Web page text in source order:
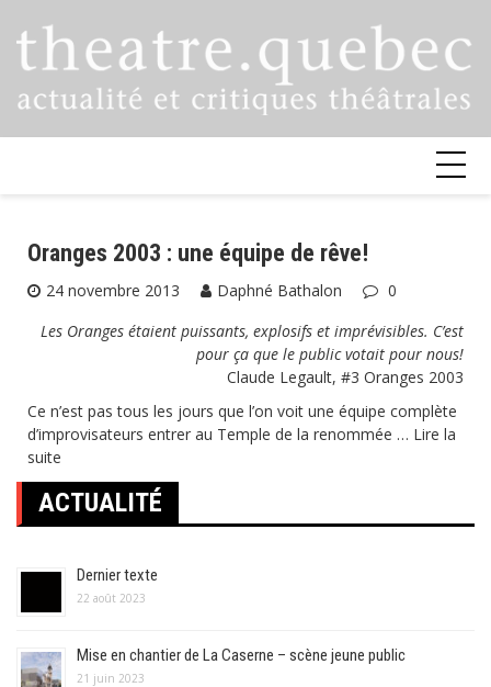
Oranges 2003 : une équipe de rêve!
24 novembre 2013 Daphné Bathalon
0
Les Oranges étaient puissants, explosifs et imprévisibles. C’est
pour ça que le public votait pour nous!
Claude Legault, #3 Oranges 2003
Ce n’est pas tous les jours que l’on voit une équipe complète
d’improvisateurs entrer au Temple de la renommée … Lire la
suite
ACTUALITÉ
Dernier texte
22 août 2023
Mise en chantier de La Caserne – scène jeune public
21 juin 2023